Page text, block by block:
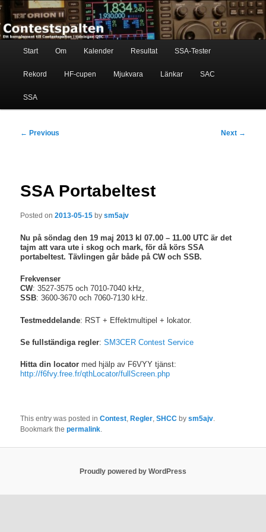
Skip
primary
content
Contestspalten
Ett komplement till contestspalten i tidningen QTC
Start Om Kalender Resultat SSA-Tester
Rekord HF-cupen Mjukvara Länkar SAC
SSA
Post
← Previous Next →
SSA Portabeltest
Posted on2013-05-15 bysm5ajv
Nu på söndag den 19 maj 2013 kl 07.00 – 11.00 UTC är det
tajm att vara ute i skog och mark, för då körs SSA
portabeltest. Tävlingen går både på CW och SSB.
Frekvenser
CW: 3527-3575 och 7010-7040 kHz,
SSB: 3600-3670 och 7060-7130 kHz.
Testmeddelande: RST + Effektmultipel + lokator.
Se fullständiga regler:SM3CER Contest Service
Hitta din locator med hjälp av F6VYY tjänst:
http://f6fvy.free.fr/qthLocator/fullScreen.php
This entry was posted inContest, Regler,SHCC bysm5ajv.
Bookmark thepermalink.
Proudly powered by WordPress